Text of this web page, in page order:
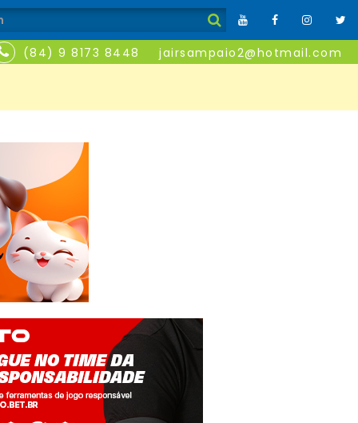
(84) 9 8173 8448 jairsampaio2@hotmail.com